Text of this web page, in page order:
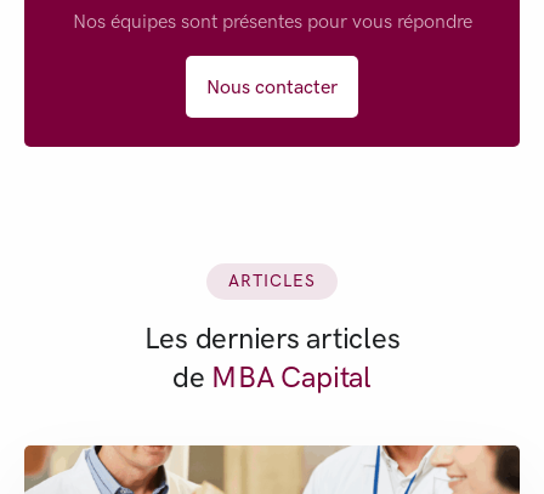
Nos équipes sont présentes pour vous répondre
Nous contacter
ARTICLES
Les derniers articles
de MBA Capital